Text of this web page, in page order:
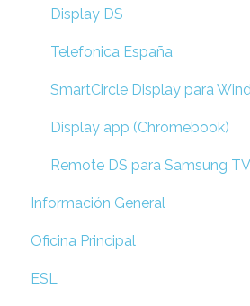
Display DS
Telefonica España
SmartCircle Display para
Display app (Chromebook)
Remote DS para Samsung TV
Información General
Preguntas Frecuentes
Oficina Principal
Prepare su Red
ESL